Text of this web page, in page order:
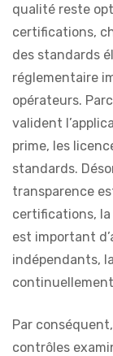
qualité reste
certifications,
des standards
réglementaire
opérateurs.
valident
prime, les
standards.
transparence
certifications,
est important
indépendants,
Par
contrôles